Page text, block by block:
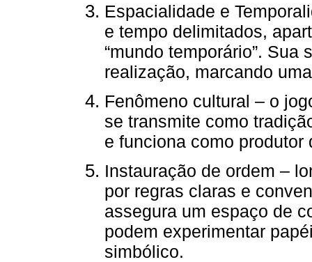
Espacialidade e
e tempo delimitados,
“mundo temporário”.
realização, marcando
Fenômeno cultural – o
se transmite como
e funciona como
Instauração de ordem –
por regras claras e
assegura um espaço de
podem experimentar
simbólico.